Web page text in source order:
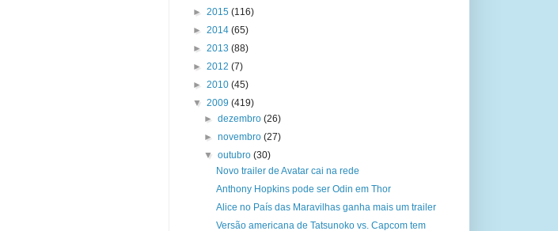
► 2015 (116)
► 2014 (65)
► 2013 (88)
► 2012 (7)
► 2010 (45)
▼ 2009 (419)
►dezembro(26)
►novembro(27)
▼outubro(30)
Novo trailer de Avatar cai na rede
Anthony Hopkins pode ser Odin em Thor
Alice no País das Maravilhas ganha mais um trailer
Versão americana de Tatsunoko vs. Capcom tem